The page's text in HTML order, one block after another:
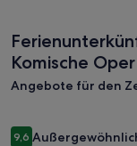
Komische
Angebote für den
Bildergalerie
9,69,6 von 10,
Kleine Perle am